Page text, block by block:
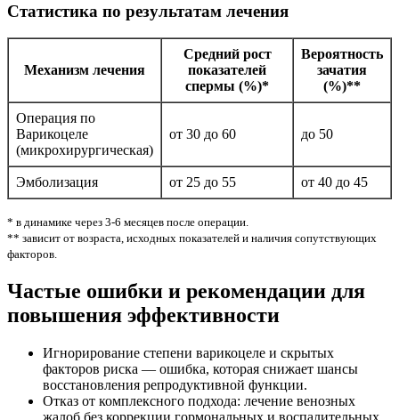
Статистика по результатам лечения
Механизм лечения
Средний рост
показателей
спермы (%)*
Вероятность
зачатия
(%)**
Операция по
Варикоцеле
(микрохирургическая)
от 30 до 60 до 50
Эмболизация от 25 до 55 от 40 до 45
* в динамике через 3-6 месяцев после операции.
** зависит от возраста, исходных показателей и наличия сопутствующих
факторов.
Частые ошибки и рекомендации для
повышения эффективности
Игнорирование степени варикоцеле и скрытых
факторов риска — ошибка, которая снижает шансы
восстановления репродуктивной функции.
Отказ от комплексного подхода: лечение венозных